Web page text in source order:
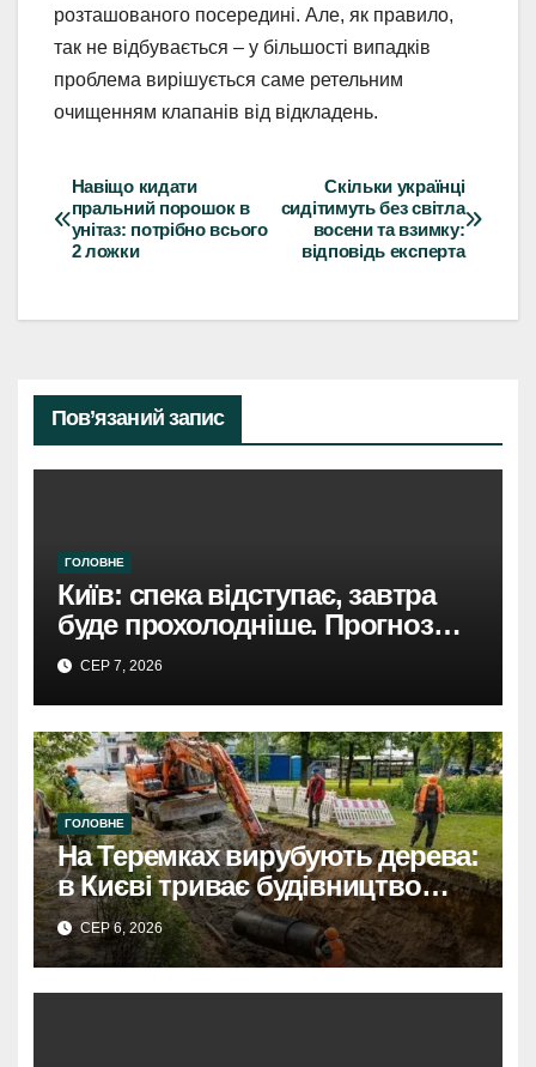
розташованого посередині. Але, як правило,
так не відбувається – у більшості випадків
проблема вирішується саме ретельним
очищенням клапанів від відкладень.
Навігація
записів
Скільки українці
сидітимуть без світла
восени та взимку:
відповідь експерта
Навіщо кидати
пральний порошок в
унітаз: потрібно всього
2 ложки
Пов’язаний запис
ГОЛОВНЕ
Київ: спека відступає, завтра
буде прохолодніше. Прогноз
погоди
СЕР 7, 2026
ГОЛОВНЕ
На Теремках вирубують дерева:
в Києві триває будівництво
теплотраси
СЕР 6, 2026